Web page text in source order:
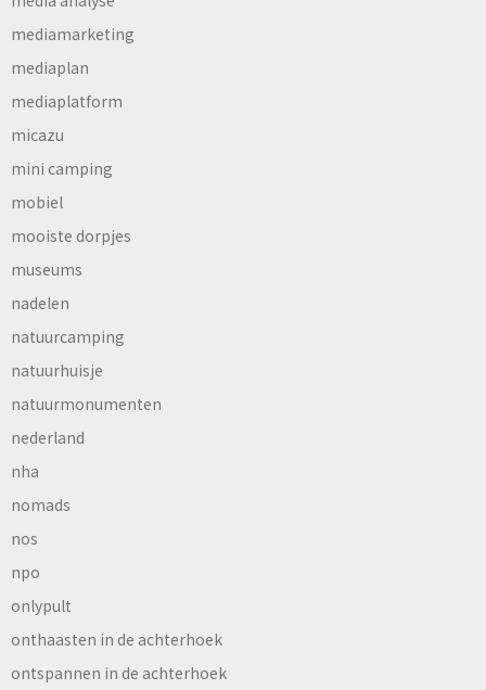
mediamarketing
mediaplan
mediaplatform
micazu
mini camping
mobiel
mooiste dorpjes
museums
nadelen
natuurcamping
natuurhuisje
natuurmonumenten
nederland
nha
nomads
nos
npo
onlypult
onthaasten in de achterhoek
ontspannen in de achterhoek